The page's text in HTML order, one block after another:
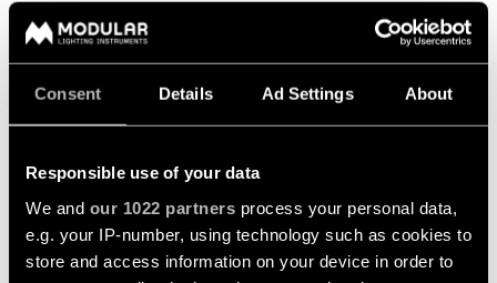
Consent Details Ad Settings About
Responsible use of your data
We and our 1022 partners process your personal data,
e.g. your IP-number, using technology such as cookies to
store and access information on your device in order to